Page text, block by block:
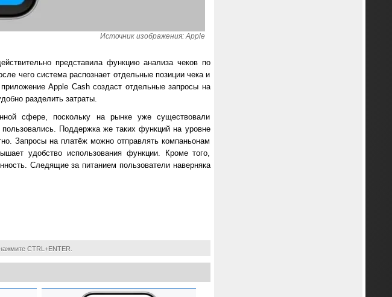
Источник изображения: Apple
представила функцию анализа чеков по
чего система распознает отдельные позиции чека и
Apple Cash создаст отдельные запросы на
разделить затраты.
сфере, поскольку на рынке уже существовали
Поддержка же таких функций на уровне
Запросы на платёж можно отправлять компаньонам
удобство использования функции. Кроме того,
Следящие за питанием пользователи наверняка
CTRL+ENTER.